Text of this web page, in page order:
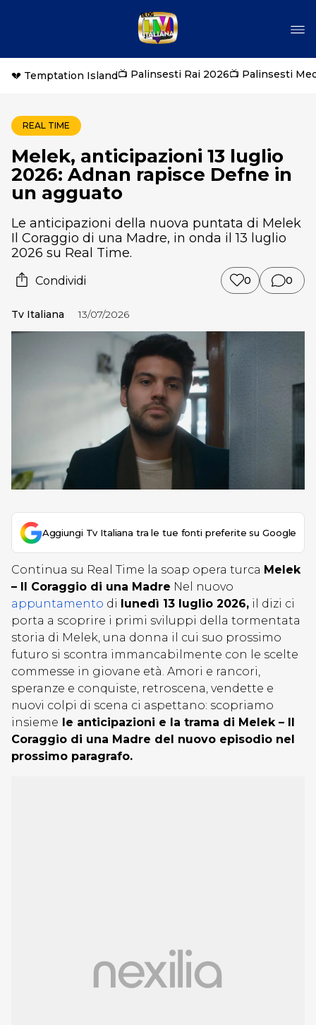
💔 Temptation Island📺 Palinsesti Rai 2026📺 Palinsesti
REAL TIME
Melek, anticipazioni 13 luglio
2026: Adnan rapisce Defne in
un agguato
Le anticipazioni della nuova puntata di Melek
Il Coraggio di una Madre, in onda il 13 luglio
2026 su Real Time.
Condividi 0 0
Tv Italiana 13/07/2026
Aggiungi Tv Italiana tra le tue fonti preferite su Google
Continua su Real Time la soap opera turca Melek
– Il Coraggio di una Madre Nel nuovo
appuntamento di lunedì 13 luglio 2026, il dizi ci
porta a scoprire i primi sviluppi della tormentata
storia di Melek, una donna il cui suo prossimo
futuro si scontra immancabilmente con le scelte
commesse in giovane età. Amori e rancori,
speranze e conquiste, retroscena, vendette e
nuovi colpi di scena ci aspettano: scopriamo
insieme le anticipazioni e la trama di Melek – Il
Coraggio di una Madre del nuovo episodio nel
prossimo paragrafo.